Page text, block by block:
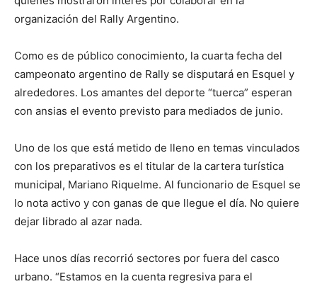
organización del Rally Argentino.
Como es de público conocimiento, la cuarta fecha del
campeonato argentino de Rally se disputará en Esquel y
alrededores. Los amantes del deporte “tuerca” esperan
con ansias el evento previsto para mediados de junio.
Uno de los que está metido de lleno en temas vinculados
con los preparativos es el titular de la cartera turística
municipal, Mariano Riquelme. Al funcionario de Esquel se
lo nota activo y con ganas de que llegue el día. No quiere
dejar librado al azar nada.
Hace unos días recorrió sectores por fuera del casco
urbano. “Estamos en la cuenta regresiva para el